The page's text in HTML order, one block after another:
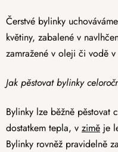
Čerstvé bylinky
květiny, zabalené v
zamražené v oleji či vodě
Jak pěstovat bylinky
Bylinky lze běžně pěstovat
dostatkem tepla, v zimě je
Bylinky rovněž pravidelně